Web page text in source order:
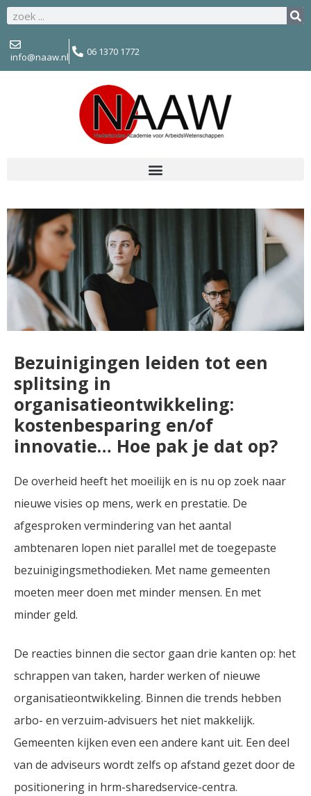
info@naaw.nl 06 1370 1772
Bezuinigingen leiden tot een
splitsing in
organisatieontwikkeling:
kostenbesparing en/of
innovatie… Hoe pak je dat op?
De overheid heeft het moeilijk en is nu op zoek naar
nieuwe visies op mens, werk en prestatie. De
afgesproken vermindering van het aantal
ambtenaren lopen niet parallel met de toegepaste
bezuinigingsmethodieken. Met name gemeenten
moeten meer doen met minder mensen. En met
minder geld.
De reacties binnen die sector gaan drie kanten op: het
schrappen van taken, harder werken of nieuwe
organisatieontwikkeling. Binnen die trends hebben
arbo- en verzuim-advisuers het niet makkelijk.
Gemeenten kijken even een andere kant uit. Een deel
van de adviseurs wordt zelfs op afstand gezet door de
positionering in hrm-sharedservice-centra.